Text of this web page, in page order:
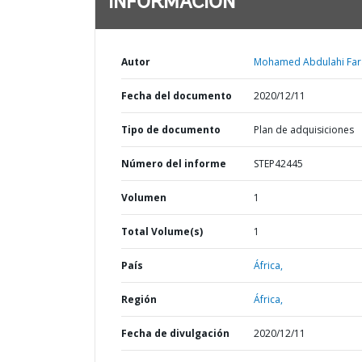
Autor Mohamed Abdulahi
Fecha del documento 2020/12/11
Tipo de documento Plan de adquisiciones
Número del informe STEP42445
Volumen 1
Total Volume(s) 1
País África,
Región África,
Fecha de divulgación 2020/12/11